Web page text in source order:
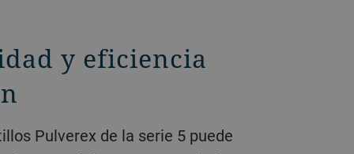
y eficiencia
Pulverex de la serie 5 puede